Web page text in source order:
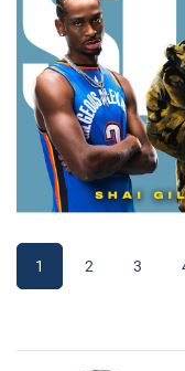
1 2 3